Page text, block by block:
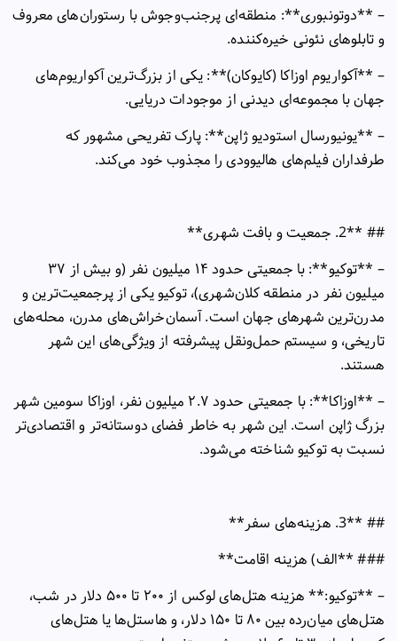
– **دوتونبوری**: منطقه‌ای پرجنب‌وجوش با رستوران‌های معروف
و تابلوهای نئونی خیره‌کننده.
– **آکواریوم اوزاکا (کایوکان)**: یکی از بزرگ‌ترین آکواریوم‌های
جهان با مجموعه‌ای دیدنی از موجودات دریایی.
– **یونیورسال استودیو ژاپن**: پارک تفریحی مشهور که
طرفداران فیلم‌های هالیوودی را مجذوب خود می‌کند.
## **2. جمعیت و بافت شهری**
– **توکیو**: با جمعیتی حدود ۱۴ میلیون نفر (و بیش از ۳۷
میلیون نفر در منطقه کلان‌شهری)، توکیو یکی از پرجمعیت‌ترین و
مدرن‌ترین شهرهای جهان است. آسمان‌خراش‌های مدرن، محله‌های
تاریخی، و سیستم حمل‌ونقل پیشرفته از ویژگی‌های این شهر
هستند.
– **اوزاکا**: با جمعیتی حدود ۲.۷ میلیون نفر، اوزاکا سومین شهر
بزرگ ژاپن است. این شهر به خاطر فضای دوستانه‌تر و اقتصادی‌تر
نسبت به توکیو شناخته می‌شود.
## **3. هزینه‌های سفر**
### **الف) هزینه اقامت**
– **توکیو:** هزینه هتل‌های لوکس از ۲۰۰ تا ۵۰۰ دلار در شب،
هتل‌های میان‌رده بین ۸۰ تا ۱۵۰ دلار، و هاستل‌ها یا هتل‌های